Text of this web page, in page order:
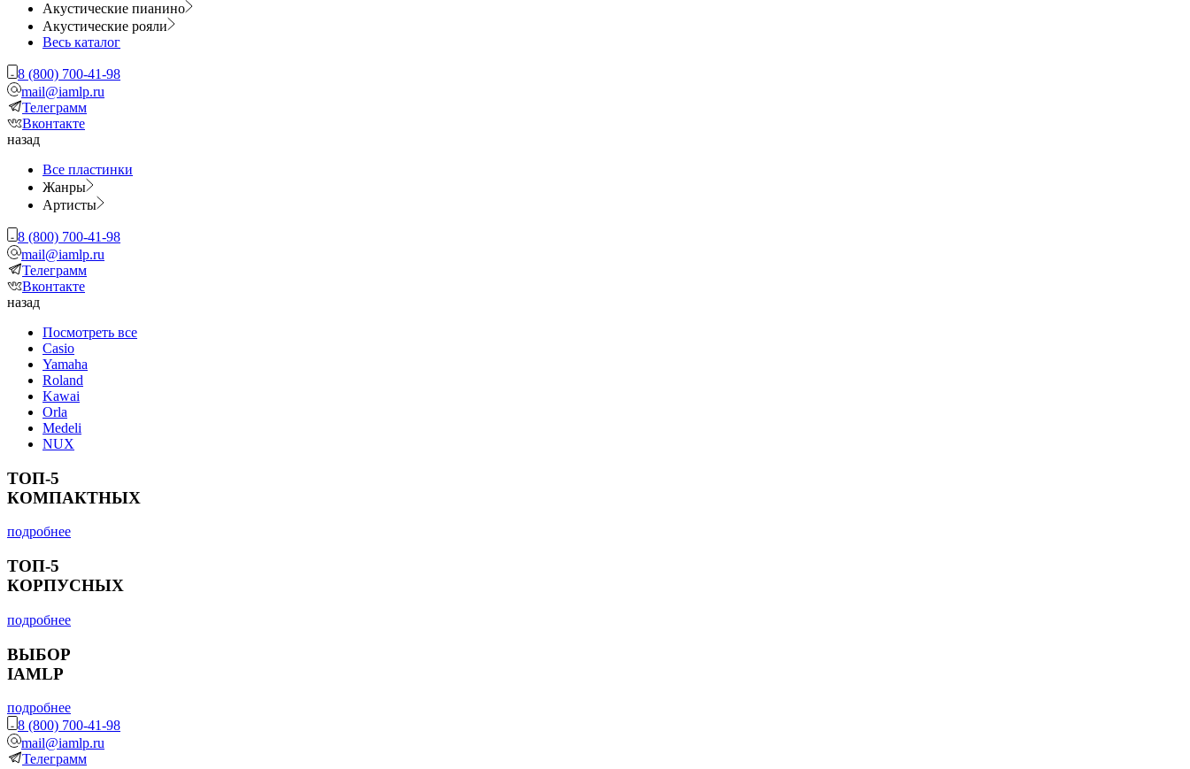
Акустические пианино
Акустические рояли
Весь каталог
8 (800) 700-41-98
mail@iamlp.ru
Телеграмм
Вконтакте
назад
Все пластинки
Жанры
Артисты
8 (800) 700-41-98
mail@iamlp.ru
Телеграмм
Вконтакте
назад
Посмотреть все
Casio
Yamaha
Roland
Kawai
Orla
Medeli
NUX
ТОП-5
КОМПАКТНЫХ
подробнее
ТОП-5
КОРПУСНЫХ
подробнее
ВЫБОР
IAMLP
подробнее
8 (800) 700-41-98
mail@iamlp.ru
Телеграмм